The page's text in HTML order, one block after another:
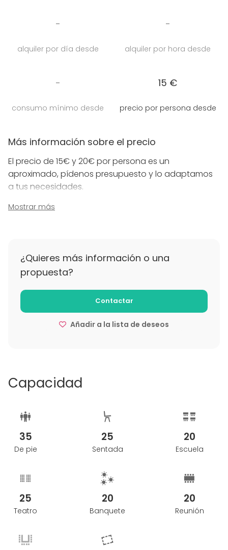
Aforo máximo 35 personas.
Cualquier hora es buena para ditirambear!
-
alquiler por día desde
-
alquiler por hora desde
-
consumo mínimo desde
15 €
precio por persona desde
Más información sobre el precio
El precio de 15€ y 20€ por persona es un
aproximado, pídenos presupuesto y lo adaptamos
a tus necesidades.
Más información sobre políticas de
devuelve el deposito, en caso contrario no se
devuelve.
Mostrar más
¿Quieres más información o una
propuesta?
Contactar
Añadir a la lista de deseos
Capacidad
35
De pie
25
Sentada
20
Escuela
25
Teatro
20
Banquete
20
Reunión